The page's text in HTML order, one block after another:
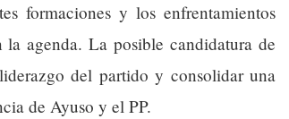
formaciones y los enfrentamientos
agenda. La posible candidatura de
del partido y consolidar una
de Ayuso y el PP.